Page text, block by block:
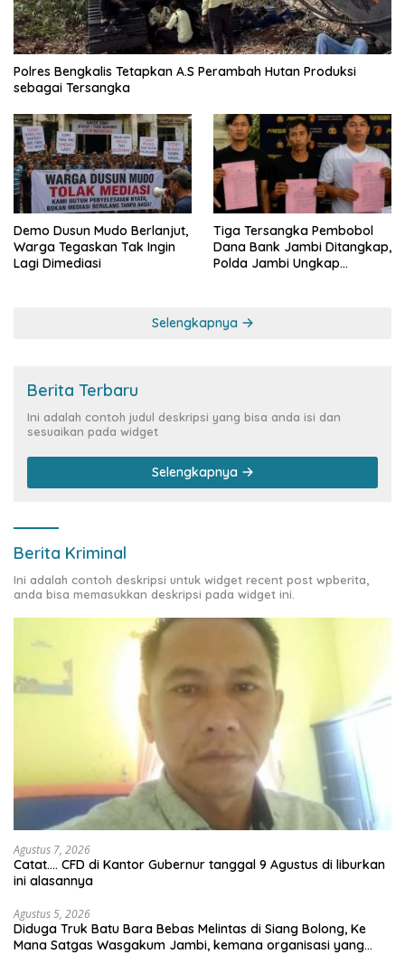
Polres Bengkalis Tetapkan A.S Perambah Hutan Produksi
sebagai Tersangka
Demo Dusun Mudo Berlanjut,
Warga Tegaskan Tak Ingin
Lagi Dimediasi
Tiga Tersangka Pembobol
Dana Bank Jambi Ditangkap,
Polda Jambi Ungkap
Selengkapnya
Berita Terbaru
Ini adalah contoh judul deskripsi yang bisa anda isi dan
sesuaikan pada widget
Selengkapnya
Berita Kriminal
Ini adalah contoh deskripsi untuk widget recent post wpberita,
anda bisa memasukkan deskripsi pada widget ini.
Agustus 7, 2026
Catat…. CFD di Kantor Gubernur tanggal 9 Agustus di liburkan
ini alasannya
Agustus 5, 2026
Diduga Truk Batu Bara Bebas Melintas di Siang Bolong, Ke
Mana Satgas Wasgakum Jambi, kemana organisasi yang